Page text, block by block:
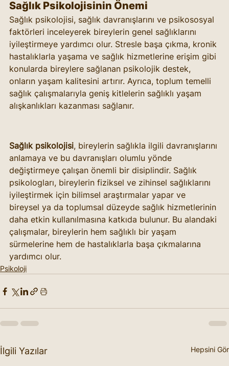
Sağlık Psikolojisinin Önemi
Sağlık psikolojisi, sağlık davranışlarını ve psikososyal
faktörleri inceleyerek bireylerin genel sağlıklarını
iyileştirmeye yardımcı olur. Stresle başa çıkma, kronik
hastalıklarla yaşama ve sağlık hizmetlerine erişim gibi
konularda bireylere sağlanan psikolojik destek,
onların yaşam kalitesini artırır. Ayrıca, toplum temelli
sağlık çalışmalarıyla geniş kitlelerin sağlıklı yaşam
alışkanlıkları kazanması sağlanır.
Sağlık psikolojisi, bireylerin sağlıkla ilgili davranışlarını
anlamaya ve bu davranışları olumlu yönde
değiştirmeye çalışan önemli bir disiplindir. Sağlık
psikologları, bireylerin fiziksel ve zihinsel sağlıklarını
iyileştirmek için bilimsel araştırmalar yapar ve
bireysel ya da toplumsal düzeyde sağlık hizmetlerinin
daha etkin kullanılmasına katkıda bulunur. Bu alandaki
çalışmalar, bireylerin hem sağlıklı bir yaşam
sürmelerine hem de hastalıklarla başa çıkmalarına
yardımcı olur.
Psikoloji
İlgili Yazılar Hepsini Gör